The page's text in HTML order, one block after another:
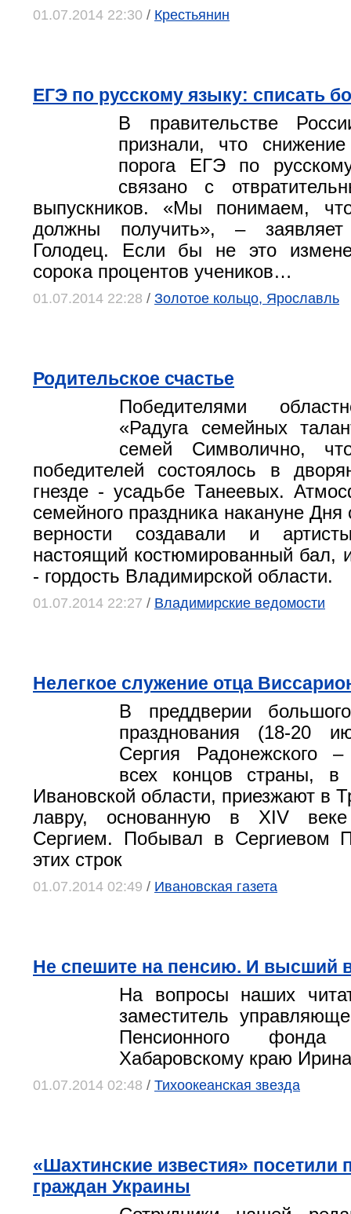
01.07.2014 22:30 / Крестьянин
ЕГЭ по русскому языку: списать
В правительстве
признали, что
порога ЕГЭ по
связано с
выпускников. «Мы понимаем,
должны получить», – заявляет
Голодец. Если бы не это
сорока процентов учеников…
01.07.2014 22:28 / Золотое кольцо, Ярославль
Родительское счастье
Победителями
«Радуга семейных
семей Символично,
победителей состоялось в
гнезде - усадьбе Танеевых.
семейного праздника накануне
верности создавали и
настоящий костюмированный бал,
- гордость Владимирской области.
01.07.2014 22:27 / Владимирские ведомости
Нелегкое служение отца
В преддверии
празднования (18-20
Сергия Радонежского
всех концов страны,
Ивановской области, приезжают в
лавру, основанную в XIV веке
Сергием. Побывал в Сергиевом
этих строк
01.07.2014 02:49 / Ивановская газета
Не спешите на пенсию. И высший
На вопросы наших
заместитель
Пенсионного
Хабаровскому краю
01.07.2014 02:48 / Тихоокеанская звезда
«Шахтинские известия» посетили
граждан Украины